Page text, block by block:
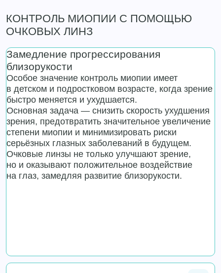
КОНТРОЛЬ МИОПИИ С ПОМОЩЬЮ
ОЧКОВЫХ ЛИНЗ
Замедление прогрессирования
близорукости
Особое значение контроль миопии имеет
в детском и подростковом возрасте, когда зрение
быстро меняется и ухудшается.
Основная задача — снизить скорость ухудшения
зрения, предотвратить значительное увеличение
степени миопии и минимизировать риски
серьёзных глазных заболеваний в будущем.
Очковые линзы не только улучшают зрение,
но и оказывают положительное воздействие
на глаз, замедляя развитие близорукости.